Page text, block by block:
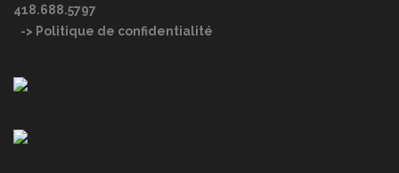
418.688.5797
-> Politique de confidentialité